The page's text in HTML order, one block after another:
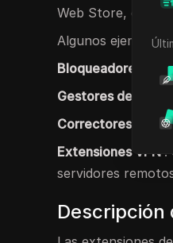
Web Store,
Algunos ejemplos
Bloqueadores de
Gestores de
Correctores
Extensiones VPN :
servidores
Descripción